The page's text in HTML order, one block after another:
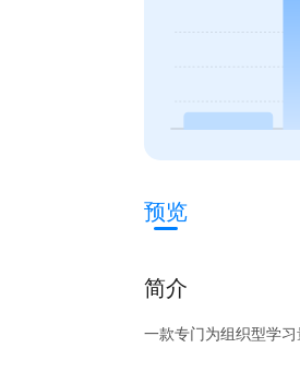
预览
简介
一款专门为组织型学